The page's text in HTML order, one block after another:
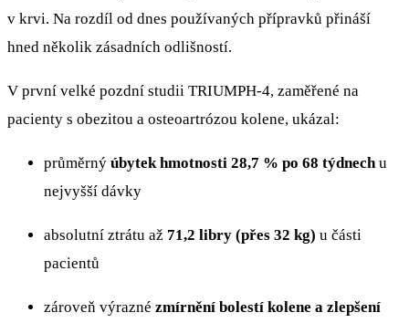
v krvi. Na rozdíl od dnes používaných přípravků přináší
hned několik zásadních odlišností.
V první velké pozdní studii TRIUMPH-4, zaměřené na
pacienty s obezitou a osteoartrózou kolene, ukázal:
průměrný úbytek hmotnosti 28,7 % po 68 týdnech u
nejvyšší dávky
absolutní ztrátu až 71,2 libry (přes 32 kg) u části
pacientů
zároveň výrazné zmírnění bolestí kolene a zlepšení